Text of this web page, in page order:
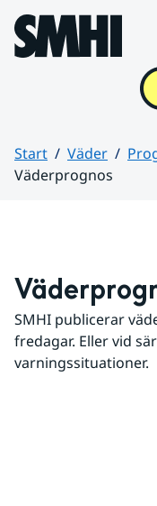
Hoppa till sidans
Start Väder
Väderprognos
SMHI publicerar
fredagar. Eller vid
varningssituationer.